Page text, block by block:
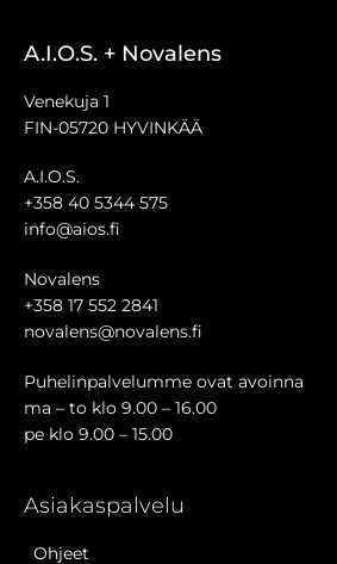
A.I.O.S. + Novalens
Venekuja 1
FIN-05720 HYVINKÄÄ
A.I.O.S.
+358 40 5344 575
info@aios.fi
Novalens
+358 17 552 2841
novalens@novalens.fi
Puhelinpalvelumme ovat avoinna
ma – to klo 9.00 – 16.00
pe klo 9.00 – 15.00
Asiakaspalvelu
Ohjeet